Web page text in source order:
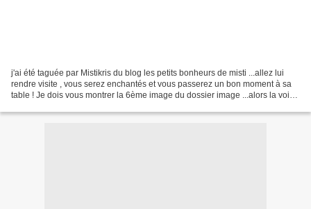
j'ai été taguée par Mistikris du blog les petits bonheurs de misti ...allez lui
rendre visite , vous serez enchantés et vous passerez un bon moment à sa
table ! Je dois vous montrer la 6ème image du dossier image ...alors la voici